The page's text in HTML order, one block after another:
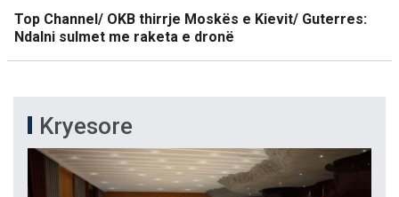
Top Channel/ OKB thirrje Moskës e Kievit/ Guterres:
Ndalni sulmet me raketa e dronë
Kryesore